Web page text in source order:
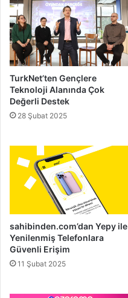
TurkNet’ten Gençlere
Teknoloji Alanında Çok
Değerli Destek
28 Şubat 2025
sahibinden.com’dan Yepy ile
Yenilenmiş Telefonlara
Güvenli Erişim
11 Şubat 2025